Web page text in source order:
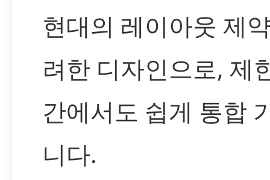
현대의 레이아웃 제
려한 디자인으로, 제
간에서도 쉽게 통합
니다.